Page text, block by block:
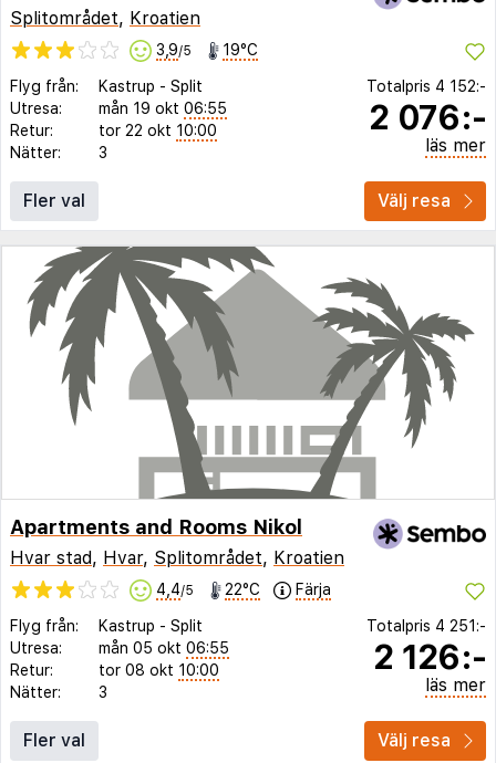
Splitområdet, Kroatien
3,9/5 19°C
Flyg från: Kastrup - Split
Utresa:
mån 19 okt 06:55
Retur:
tor 22 okt 10:00
Nätter:
3
Totalpris 4 152:-
2 076:-
läs mer
Fler val Välj resa
Apartments and Rooms Nikol
Hvar stad, Hvar, Splitområdet, Kroatien
4,4/5 22°C Färja
Flyg från: Kastrup - Split
Utresa:
mån 05 okt 06:55
Retur:
tor 08 okt 10:00
Nätter:
3
Totalpris 4 251:-
2 126:-
läs mer
Fler val Välj resa